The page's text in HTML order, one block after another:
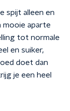
spijt alleen en
mooie aparte
tot normale
en suiker,
doet dan
je een heel